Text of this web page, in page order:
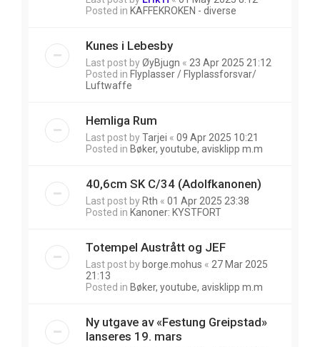
Posted in KAFFEKROKEN - diverse
Kunes i Lebesby
Last post byØyBjugn « 23 Apr 2025 21:12
Posted in Flyplasser / Flyplassforsvar/
Luftwaffe
Hemliga Rum
Last post byTarjei « 09 Apr 2025 10:21
Posted in Bøker, youtube, avisklipp m.m
40,6cm SK C/34 (Adolfkanonen)
Last post by Rth « 01 Apr 2025 23:38
Posted in Kanoner: KYSTFORT
Totempel Austrått og JEF
Last post by borge.mohus « 27 Mar 2025
21:13
Posted in Bøker, youtube, avisklipp m.m
Ny utgave av «Festung Greipstad»
lanseres 19. mars